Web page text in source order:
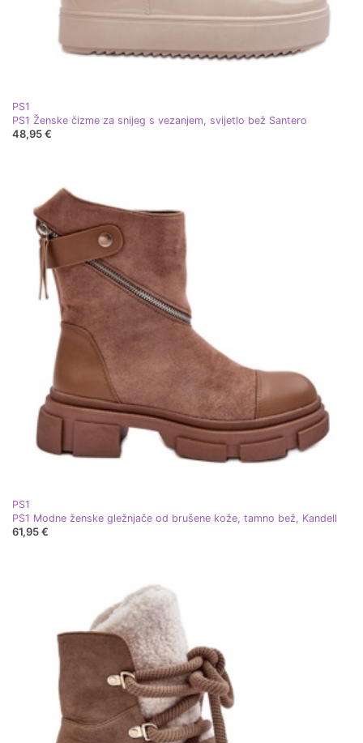
PS1
PS1 Ženske čizme za snijeg s vezanjem, svijetlo bež Santero
48,95 €
PS1
PS1 Modne ženske gležnjače od brušene kože, tamno bež, Kandell
61,95 €